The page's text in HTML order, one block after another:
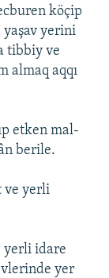
köçip
yerini
tibbiy ve
almaq aqqı
etken mal-
berile.
ve yerli
yerli idare
yer